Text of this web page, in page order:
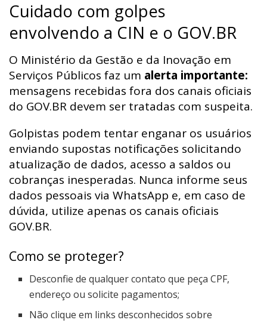
Cuidado com golpes
envolvendo a CIN e o GOV.BR
O Ministério da Gestão e da Inovação em
Serviços Públicos faz um alerta importante:
mensagens recebidas fora dos canais oficiais
do GOV.BR devem ser tratadas com suspeita.
Golpistas podem tentar enganar os usuários
enviando supostas notificações solicitando
atualização de dados, acesso a saldos ou
cobranças inesperadas. Nunca informe seus
dados pessoais via WhatsApp e, em caso de
dúvida, utilize apenas os canais oficiais
GOV.BR.
Como se proteger?
Desconfie de qualquer contato que peça CPF,
endereço ou solicite pagamentos;
Não clique em links desconhecidos sobre